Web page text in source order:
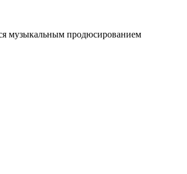
музыкальным продюсированием